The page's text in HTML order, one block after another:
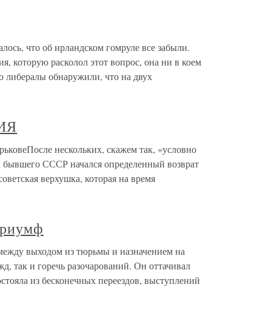
что об ирландском гомруле все забыли.
которую расколол этот вопрос, она ни в коем
либералы обнаружили, что на двух
нескольких, скажем так, «условно
СССР начался определенный возврат
верхушка, которая на время
выходом из тюрьмы и назначением на
так и горечь разочарований. Он оттачивал
из бесконечных переездов, выступлений